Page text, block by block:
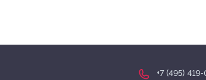
+7 (495)